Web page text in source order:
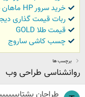
خرید سرور HP ماهان شبکه
ربات قیمت گذاری
قیمت طلا GOLD
چسب کاشی ساروج
برچسب ها
روانشناسی طراحی وب